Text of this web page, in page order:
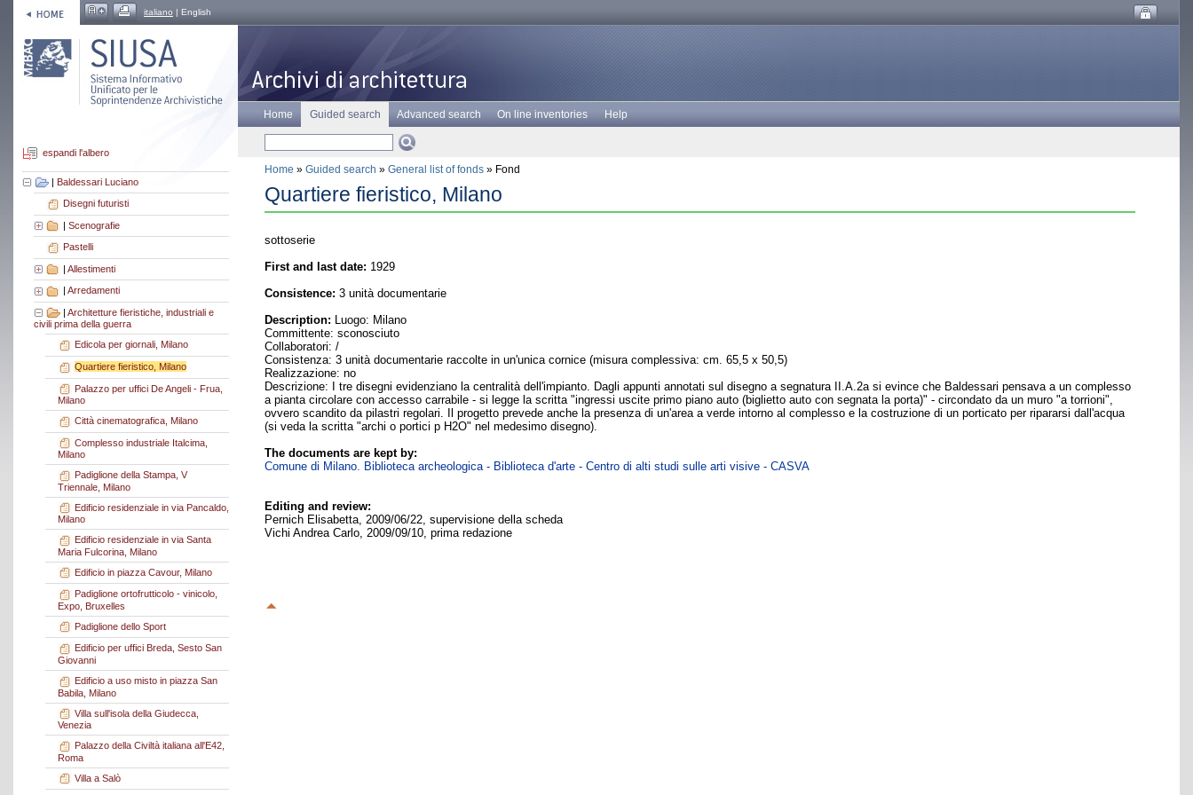
italiano | English
espandi l'albero
| Baldessari Luciano
Disegni futuristi
| Scenografie
Pastelli
| Allestimenti
Arredamenti
| Architetture fieristiche, industriali e
civili prima della guerra
Edicola per giornali, Milano
Quartiere fieristico, Milano
Palazzo per uffici De Angeli - Frua,
Milano
Città cinematografica, Milano
Complesso industriale Italcima,
Milano
Padiglione della Stampa, V
Triennale, Milano
Edificio residenziale in via Pancaldo,
Milano
Edificio residenziale in via Santa
Maria Fulcorina, Milano
Edificio in piazza Cavour, Milano
Padiglione ortofrutticolo - vinicolo,
Expo, Bruxelles
Padiglione dello Sport
Edificio per uffici Breda, Sesto San
Giovanni
Edificio a uso misto in piazza San
Babila, Milano
Villa sull'isola della Giudecca,
Venezia
Palazzo della Civiltà italiana all'E42,
Roma
Villa a Salò
Home Guided search Advanced search On line inventories Help
Home » Guided search » General list of fonds » Fond
Quartiere fieristico, Milano
sottoserie
First and last date: 1929
Consistence: 3 unità documentarie
Description: Luogo: Milano
Committente: sconosciuto
Collaboratori: /
Consistenza: 3 unità documentarie raccolte in un'unica cornice (misura complessiva: cm. 65,5 x 50,5)
Realizzazione: no
Descrizione: I tre disegni evidenziano la centralità dell'impianto. Dagli appunti annotati sul disegno a segnatura II.A.2a si evince che Baldessari pensava a un complesso
a pianta circolare con accesso carrabile - si legge la scritta "ingressi uscite primo piano auto (biglietto auto con segnata la porta)" - circondato da un muro "a torrioni",
ovvero scandito da pilastri regolari. Il progetto prevede anche la presenza di un'area a verde intorno al complesso e la costruzione di un porticato per ripararsi dall'acqua
(si veda la scritta "archi o portici p H2O" nel medesimo disegno).
The documents are kept by:
Comune di Milano. Biblioteca archeologica - Biblioteca d'arte - Centro di alti studi sulle arti visive - CASVA
Editing and review:
Pernich Elisabetta, 2009/06/22, supervisione della scheda
Vichi Andrea Carlo, 2009/09/10, prima redazione